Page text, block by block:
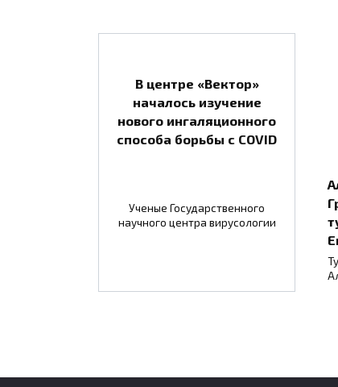
В центре «Вектор»
началось изучение
нового ингаляционного
способа борьбы с COVID
Ученые Государственного
научного центра вирусологии